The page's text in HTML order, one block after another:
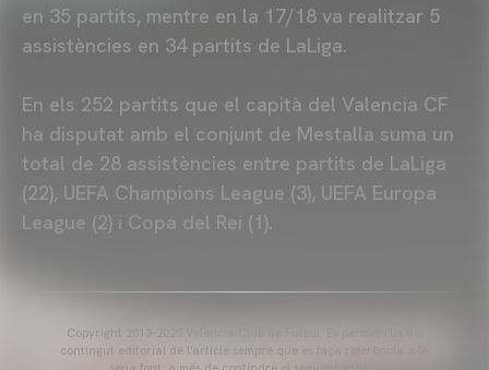
en 35 partits, mentre en la 17/18 va realitzar 5
assistències en 34 partits de LaLiga.
En els 252 partits que el capità del Valencia CF
ha disputat amb el conjunt de Mestalla suma un
total de 28 assistències entre partits de LaLiga
(22), UEFA Champions League (3), UEFA Europa
League (2) i Copa del Rei (1).
Copyright 2013-2025 Valencia Club de Futbol. Es permet l'ús del
contingut editorial de l'article sempre que es faça referència a la